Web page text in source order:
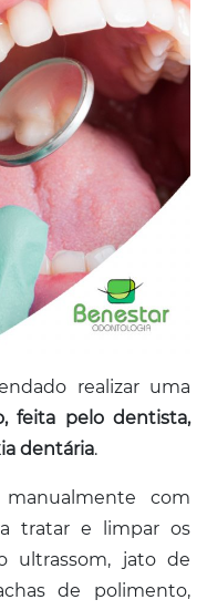
realizar uma
feita pelo dentista,
dentária.
com
tratar e limpar os
ultrassom, jato de
de polimento,